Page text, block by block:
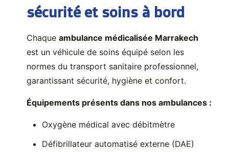
sécurité et soins à bord
Chaqueambulance médicalisée Marrakech
est un véhicule de soins équipé selon les
normes du transport sanitaire professionnel,
garantissant sécurité, hygiène et confort.
Équipements présents dans nos ambulances :
Oxygène médical avec débitmètre
Défibrillateur automatisé externe (DAE)